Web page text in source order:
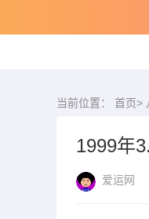
当前位置： 首页>
1999年
爱运网